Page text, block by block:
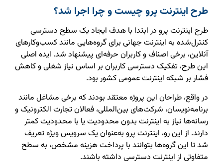
طرح اینترنت پرو چیست و چرا اجرا شد؟
طرح اینترنت پرو در ابتدا با هدف ایجاد یک سطح دسترسی
کنترل‌شده به اینترنت جهانی برای گروه‌هایی مانند کسب‌وکارهای
آنلاین، برخی اصناف و کاربران حرفه‌ای پیشنهاد شد. ایده اصلی
این طرح، تفکیک دسترسی کاربران بر اساس نیاز شغلی و کاهش
فشار بر شبکه اینترنت عمومی کشور بود.
در واقع، طراحان این پروژه معتقد بودند که برخی مشاغل مانند
برنامه‌نویسان، شرکت‌های بین‌المللی، فعالان تجارت الکترونیک و
رسانه‌ها نیاز به اینترنت بدون محدودیت یا با محدودیت کمتر
دارند. از این رو، اینترنت پرو به‌عنوان یک سرویس ویژه تعریف
شد تا این گروه‌ها بتوانند با پرداخت هزینه مشخص، به سطح
متفاوتی از اینترنت دسترسی داشته باشند.